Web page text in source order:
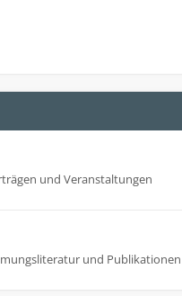
und Veranstaltungen
und Publikationen